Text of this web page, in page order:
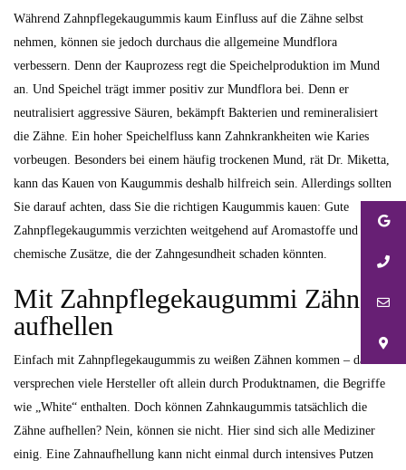
Während Zahnpflegekaugummis kaum Einfluss auf die Zähne selbst
nehmen, können sie jedoch durchaus die allgemeine Mundflora
verbessern. Denn der Kauprozess regt die Speichelproduktion im Mund
an. Und Speichel trägt immer positiv zur Mundflora bei. Denn er
neutralisiert aggressive Säuren, bekämpft Bakterien und remineralisiert
die Zähne. Ein hoher Speichelfluss kann Zahnkrankheiten wie Karies
vorbeugen. Besonders bei einem häufig trockenen Mund, rät Dr. Miketta,
kann das Kauen von Kaugummis deshalb hilfreich sein. Allerdings sollten
Sie darauf achten, dass Sie die richtigen Kaugummis kauen: Gute
Zahnpflegekaugummis verzichten weitgehend auf Aromastoffe und
chemische Zusätze, die der Zahngesundheit schaden könnten.
Mit Zahnpflegekaugummi Zähne
aufhellen
Einfach mit Zahnpflegekaugummis zu weißen Zähnen kommen – das
versprechen viele Hersteller oft allein durch Produktnamen, die Begriffe
wie „White“ enthalten. Doch können Zahnkaugummis tatsächlich die
Zähne aufhellen? Nein, können sie nicht. Hier sind sich alle Mediziner
einig. Eine Zahnaufhellung kann nicht einmal durch intensives Putzen